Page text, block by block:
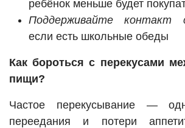
ребёнок меньше будет
Поддерживайте контакт
если есть школьные обеды
Как бороться с перекусами
пищи?
Частое перекусывание —
переедания и потери